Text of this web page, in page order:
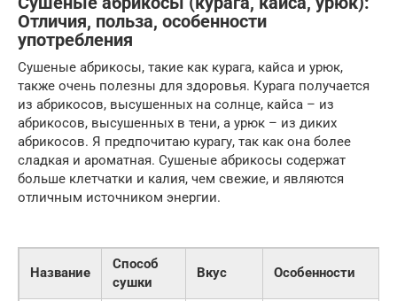
Отличия, польза, особенности
употребления
Сушеные абрикосы, такие как курага, кайса и урюк,
также очень полезны для здоровья. Курага получается
из абрикосов, высушенных на солнце, кайса – из
абрикосов, высушенных в тени, а урюк – из диких
абрикосов. Я предпочитаю курагу, так как она более
сладкая и ароматная. Сушеные абрикосы содержат
больше клетчатки и калия, чем свежие, и являются
отличным источником энергии.
Название
Способ
сушки
Вкус Особенности